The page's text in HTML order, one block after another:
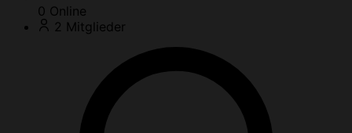
0 Online
2 Mitglieder